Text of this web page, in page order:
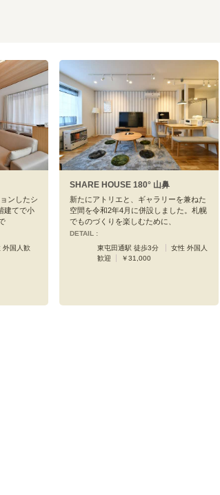
ンしたシ
建てで小
外国人歓
SHARE HOUSE 180° 山鼻
新たにアトリエと、ギャラリーを兼ねた
空間を令和2年4月に併設しました。札幌
でものづくりを楽しむために、
DETAIL :
東屯田通駅 徒歩3分
女性 外国人
歓迎
￥31,000